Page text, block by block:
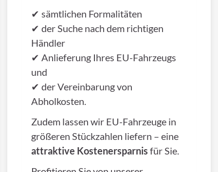
✔ sämtlichen Formalitäten
✔ der Suche nach dem richtigen
Händler
✔ Anlieferung Ihres EU-Fahrzeugs
und
✔ der Vereinbarung von
Abholkosten.
Zudem lassen wir EU-Fahrzeuge in
größeren Stückzahlen liefern – eine
attraktive Kostenersparnis für Sie.